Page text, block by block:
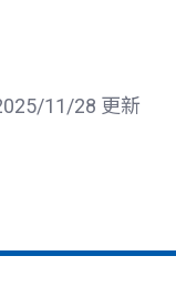
11/28 更新